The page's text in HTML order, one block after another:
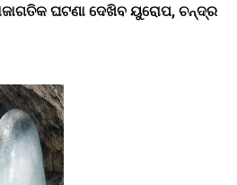
ଘଟଣା ଦେଖିବ ୟୁରୋପ, ଚନ୍ଦ୍ର